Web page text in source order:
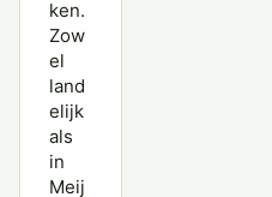
ken.
Zow
el
land
elijk
als
in
Meij